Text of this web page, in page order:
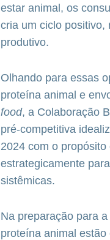
estar animal, os
cria um ciclo positivo,
produtivo.
Olhando para essas
proteína animal e
food, a Colaboração
pré-competitiva
2024 com o
estrategicamente
sistêmicas.
Na preparação para
proteína animal